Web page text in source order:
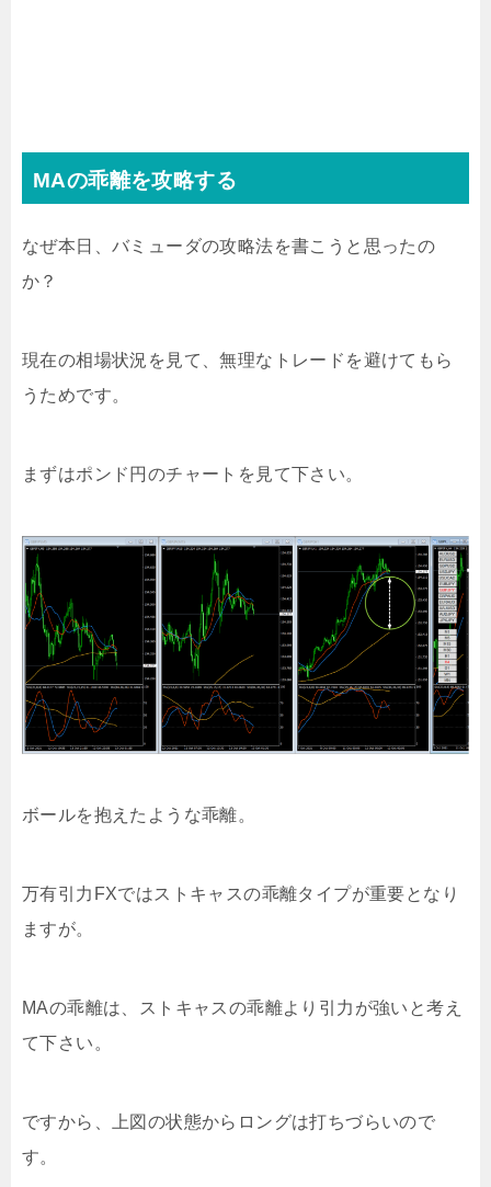
MAの乖離を攻略する
なぜ本日、バミューダの攻略法を書こうと思ったの
か？
現在の相場状況を見て、無理なトレードを避けてもら
うためです。
まずはポンド円のチャートを見て下さい。
ボールを抱えたような乖離。
万有引力FXではストキャスの乖離タイプが重要となり
ますが。
MAの乖離は、ストキャスの乖離より引力が強いと考え
て下さい。
ですから、上図の状態からロングは打ちづらいので
す。